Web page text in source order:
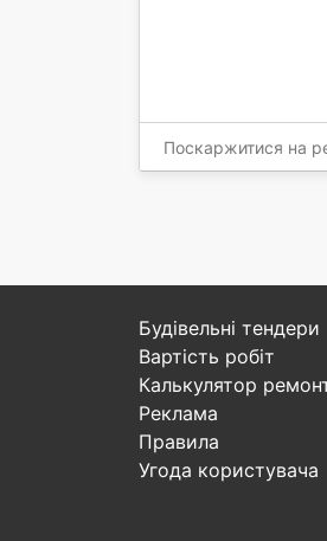
Поскаржитися на
Будівельні тендери
Вартість робіт
Калькулятор
Реклама
Правила
Угода користувача